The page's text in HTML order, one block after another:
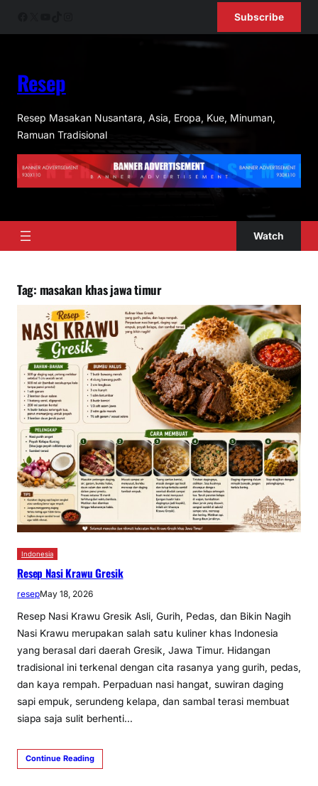
Subscribe
Resep
Resep Masakan Nusantara, Asia, Eropa, Kue, Minuman,
Ramuan Tradisional
Watch
Tag: masakan khas jawa timur
Indonesia
Resep Nasi Krawu Gresik
resepMay 18, 2026
Resep Nasi Krawu Gresik Asli, Gurih, Pedas, dan Bikin Nagih
Nasi Krawu merupakan salah satu kuliner khas Indonesia
yang berasal dari daerah Gresik, Jawa Timur. Hidangan
tradisional ini terkenal dengan cita rasanya yang gurih, pedas,
dan kaya rempah. Perpaduan nasi hangat, suwiran daging
sapi empuk, serundeng kelapa, dan sambal terasi membuat
siapa saja sulit berhenti…
Continue Reading